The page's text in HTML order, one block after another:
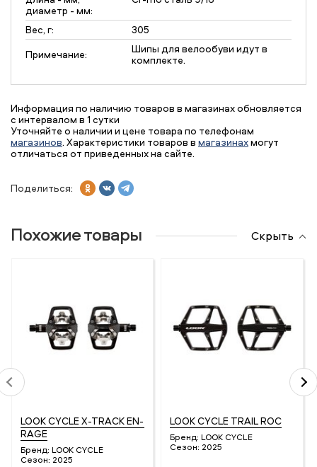
диаметр - мм:
Вес, г:
305
Примечание:
Шипы для велообуви идут в
комплекте.
Информация по наличию товаров в магазинах обновляется
с интервалом в 1 сутки
Уточняйте о наличии и цене товара по телефонам
магазинов. Характеристики товаров в магазинахмогут
отличаться от приведенных на сайте.
Поделиться:
Похожие товары Скрыть
LOOK CYCLE X-TRACK EN-
RAGE
Бренд: LOOK CYCLE
Сезон: 2025
LOOK CYCLE TRAIL ROC
Бренд: LOOK CYCLE
Сезон: 2025